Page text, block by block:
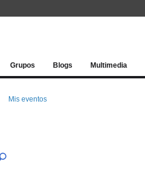
Grupos Blogs Multimedia
Mis eventos